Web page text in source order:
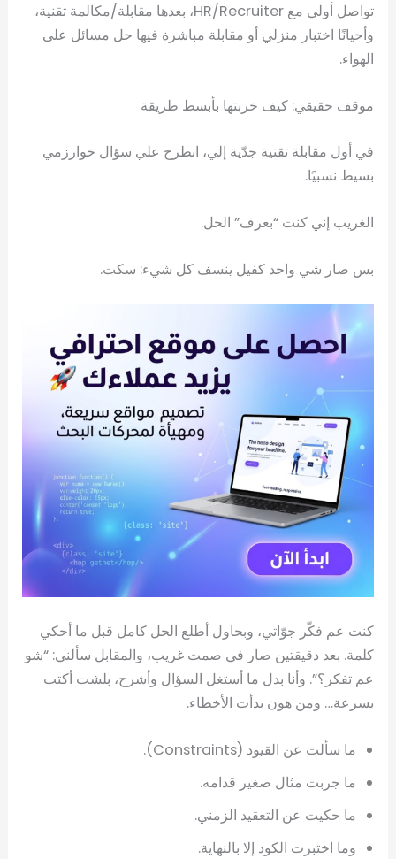
تواصل أولي مع HR/Recruiter، بعدها مقابلة/مكالمة تقنية،
وأحيانًا اختبار منزلي أو مقابلة مباشرة فيها حل مسائل على
الهواء.
موقف حقيقي: كيف خربتها بأبسط طريقة
في أول مقابلة تقنية جدّية إلي، انطرح علي سؤال خوارزمي
بسيط نسبيًا.
الغريب إني كنت “بعرف” الحل.
بس صار شي واحد كفيل ينسف كل شيء: سكت.
كنت عم فكّر جوّاتي، وبحاول أطلع الحل كامل قبل ما أحكي
كلمة. بعد دقيقتين صار في صمت غريب، والمقابل سألني: “شو
عم تفكر؟”. وأنا بدل ما أستغل السؤال وأشرح، بلشت أكتب
بسرعة… ومن هون بدأت الأخطاء.
ما سألت عن القيود (Constraints).
ما جربت مثال صغير قدامه.
ما حكيت عن التعقيد الزمني.
وما اختبرت الكود إلا بالنهاية.